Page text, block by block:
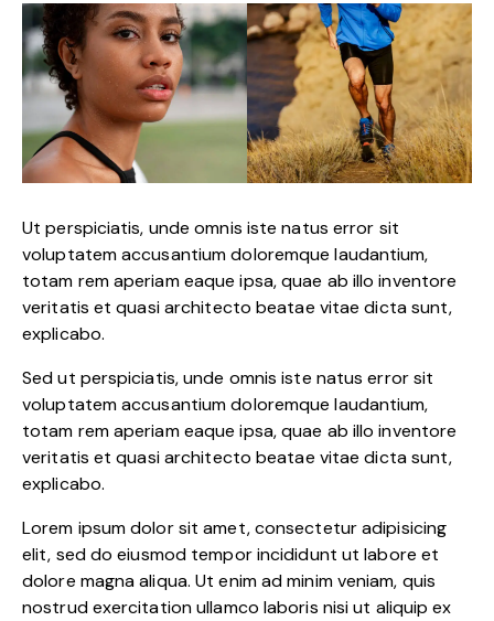
Ut perspiciatis, unde omnis iste natus error sit
voluptatem accusantium doloremque laudantium,
totam rem aperiam eaque ipsa, quae ab illo inventore
veritatis et quasi architecto beatae vitae dicta sunt,
explicabo.
Sed ut perspiciatis, unde omnis iste natus error sit
voluptatem accusantium doloremque laudantium,
totam rem aperiam eaque ipsa, quae ab illo inventore
veritatis et quasi architecto beatae vitae dicta sunt,
explicabo.
Lorem ipsum dolor sit amet, consectetur adipisicing
elit, sed do eiusmod tempor incididunt ut labore et
dolore magna aliqua. Ut enim ad minim veniam, quis
nostrud exercitation ullamco laboris nisi ut aliquip ex